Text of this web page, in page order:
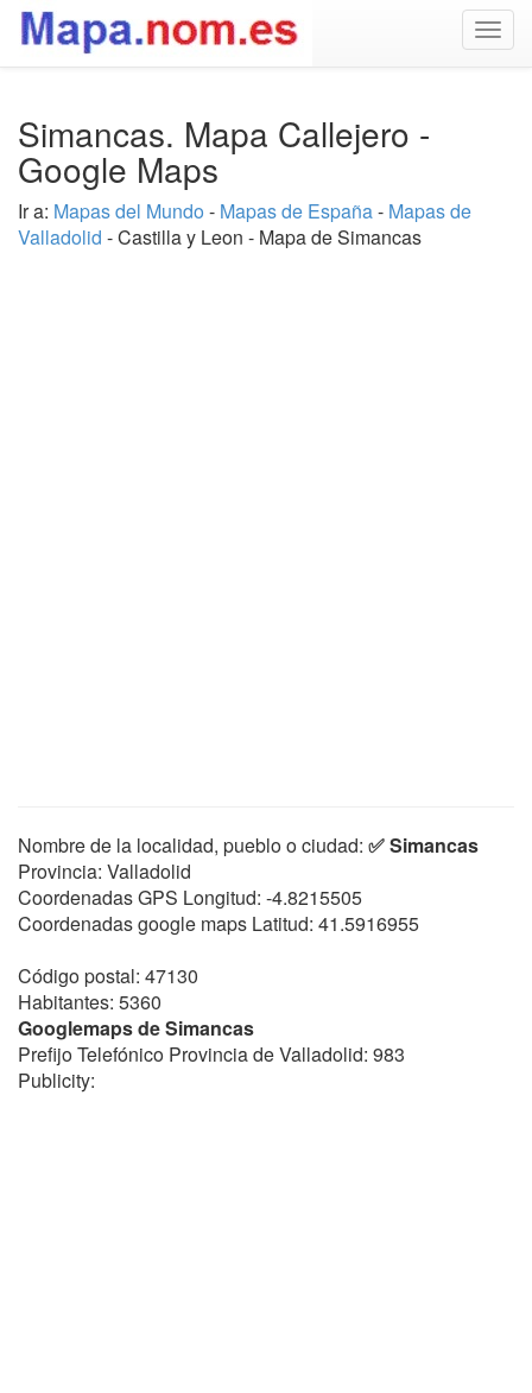
Simancas. Mapa Callejero -
Google Maps
Ir a: Mapas del Mundo - Mapas de España- Mapas de
Valladolid - Castilla y Leon - Mapa de Simancas
Nombre de la localidad, pueblo o ciudad: ✅ Simancas
Provincia: Valladolid
Coordenadas GPS Longitud: -4.8215505
Coordenadas google maps Latitud: 41.5916955
Código postal: 47130
Habitantes: 5360
Googlemaps de Simancas
Prefijo Telefónico Provincia de Valladolid: 983
Publicity: